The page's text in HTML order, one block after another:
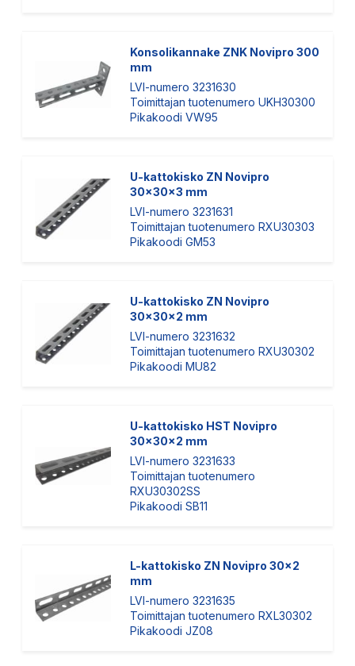
Konsolikannake ZNK Novipro 300
mm
LVI-numero 3231630
Toimittajan tuotenumero UKH30300
Pikakoodi VW95
U-kattokisko ZN Novipro
30x30x3 mm
LVI-numero 3231631
Toimittajan tuotenumero RXU30303
Pikakoodi GM53
U-kattokisko ZN Novipro
30x30x2 mm
LVI-numero 3231632
Toimittajan tuotenumero RXU30302
Pikakoodi MU82
U-kattokisko HST Novipro
30x30x2 mm
LVI-numero 3231633
Toimittajan tuotenumero
RXU30302SS
Pikakoodi SB11
L-kattokisko ZN Novipro 30x2
mm
LVI-numero 3231635
Toimittajan tuotenumero RXL30302
Pikakoodi JZ08